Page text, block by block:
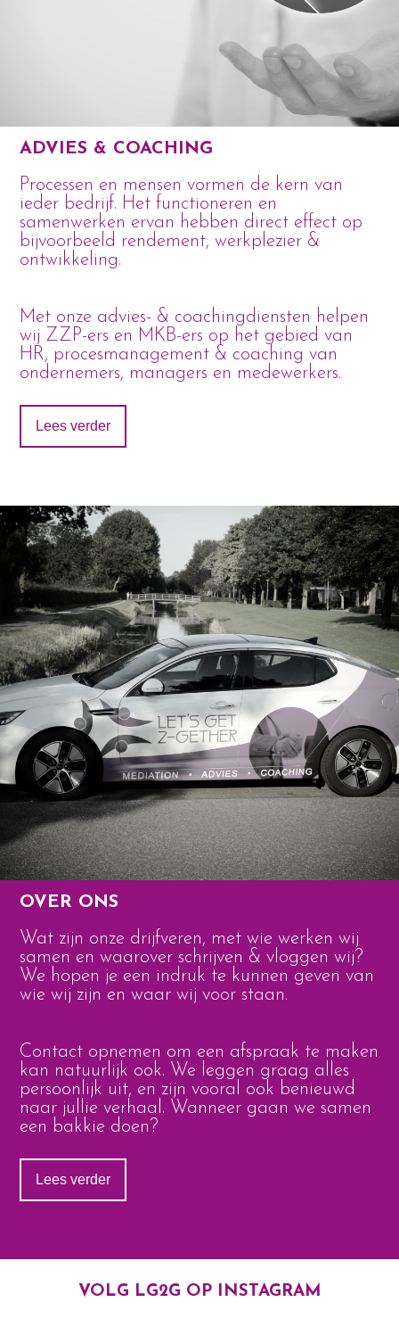
ADVIES & COACHING
Processen en mensen vormen de kern van
ieder bedrijf. Het functioneren en
samenwerken ervan hebben direct effect op
bijvoorbeeld rendement, werkplezier &
ontwikkeling.
Met onze advies- & coachingdiensten helpen
wij ZZP-ers en MKB-ers op het gebied van
HR, procesmanagement & coaching van
ondernemers, managers en medewerkers.
Lees verder
OVER ONS
Wat zijn onze drijfveren, met wie werken wij
samen en waarover schrijven & vloggen wij?
We hopen je een indruk te kunnen geven van
wie wij zijn en waar wij voor staan.
Contact opnemen om een afspraak te maken
kan natuurlijk ook. We leggen graag alles
persoonlijk uit, en zijn vooral ook benieuwd
naar jullie verhaal. Wanneer gaan we samen
een bakkie doen?
Lees verder
VOLG LG2G OP INSTAGRAM